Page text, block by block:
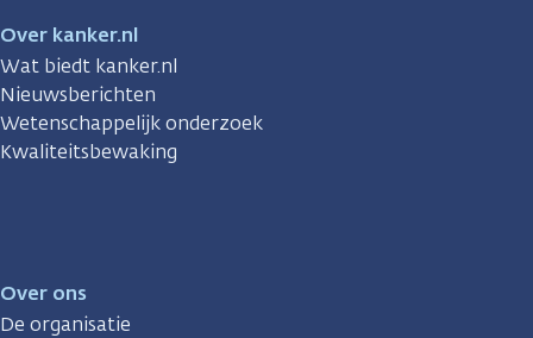
Over kanker.nl
Wat biedt kanker.nl
Nieuwsberichten
Wetenschappelijk onderzoek
Kwaliteitsbewaking
Over ons
De organisatie